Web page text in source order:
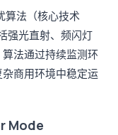
算法（核心技术
强光直射、频闪灯
法通过持续监测环
商用环境中稳定运
Mode